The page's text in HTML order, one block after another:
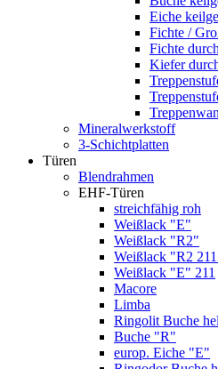
Eiche
Fichte /
Fichte
Kiefer
Mineralwerkstoff
3-Schichtplatten
Türen
Blendrahmen
EHF-Türen
streichfähig roh
Weißlack "E"
Weißlack "R2"
Weißlack "R2
Weißlack "E" 211
Macore
Limba
Ringolit Buche
Buche "R"
europ. Eiche "E"